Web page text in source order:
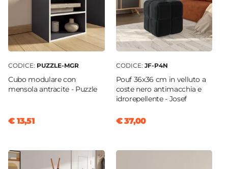
Braccioli
Si
Ruote
Si
Assemblato
No
CODICE: PUZZLE-MGR
Cubo modulare con
mensola antracite - Puzzle
€ 13,51
CODICE: JF-P4N
Pouf 36x36 cm in velluto a
coste nero antimacchia e
idrorepellente - Josef
€ 37,00